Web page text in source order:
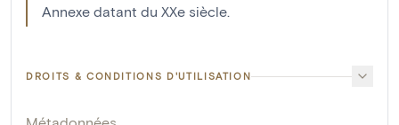
Annexe datant du XXe siècle.
DROITS & CONDITIONS D'UTILISATION